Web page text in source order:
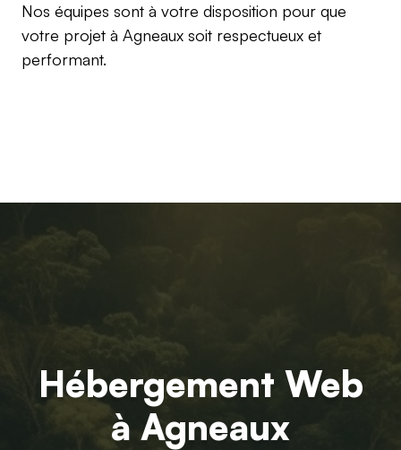
Nos équipes sont à votre disposition pour que
votre projet à Agneaux soit respectueux et
performant.
Hébergement Web
à Agneaux